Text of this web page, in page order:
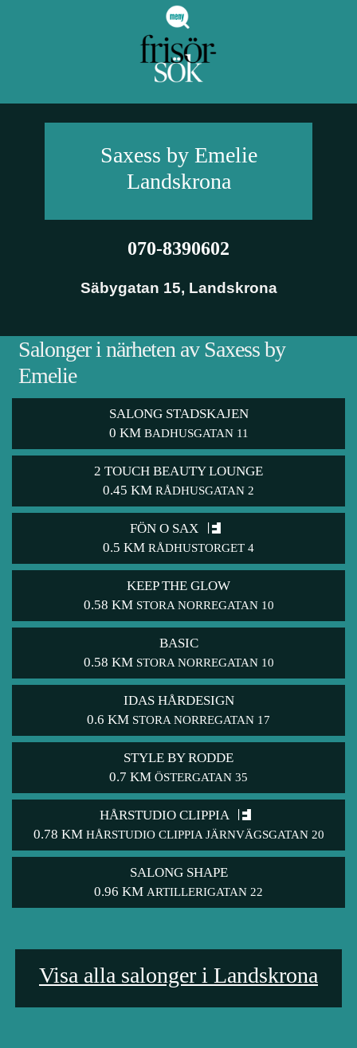
Saxess by Emelie
Landskrona
070-8390602
Säbygatan 15, Landskrona
Salonger i närheten av Saxess by
Emelie
SALONG STADSKAJEN
0 KM BADHUSGATAN 11
2 TOUCH BEAUTY LOUNGE
0.45 KM RÅDHUSGATAN 2
FÖN O SAX
0.5 KM RÅDHUSTORGET 4
KEEP THE GLOW
0.58 KM STORA NORREGATAN 10
BASIC
0.58 KM STORA NORREGATAN 10
IDAS HÅRDESIGN
0.6 KM STORA NORREGATAN 17
STYLE BY RODDE
0.7 KM ÖSTERGATAN 35
HÅRSTUDIO CLIPPIA
0.78 KM HÅRSTUDIO CLIPPIA JÄRNVÄGSGATAN 20
SALONG SHAPE
0.96 KM ARTILLERIGATAN 22
Visa alla salonger i Landskrona